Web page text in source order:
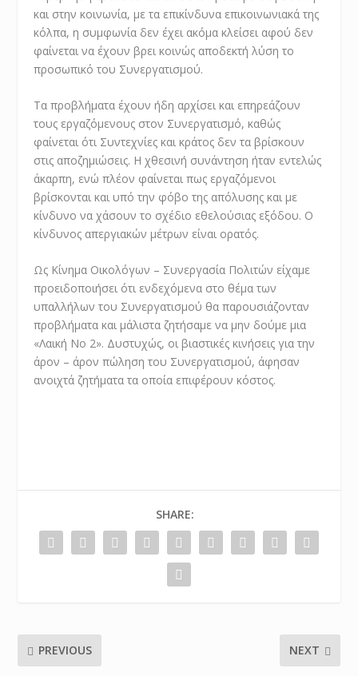
και στην κοινωνία, με τα επικίνδυνα επικοινωνιακά της
κόλπα, η συμφωνία δεν έχει ακόμα κλείσει αφού δεν
φαίνεται να έχουν βρει κοινώς αποδεκτή λύση το
προσωπικό του Συνεργατισμού.
Τα προβλήματα έχουν ήδη αρχίσει και επηρεάζουν
τους εργαζόμενους στον Συνεργατισμό, καθώς
φαίνεται ότι Συντεχνίες και κράτος δεν τα βρίσκουν
στις αποζημιώσεις. Η χθεσινή συνάντηση ήταν εντελώς
άκαρπη, ενώ πλέον φαίνεται πως εργαζόμενοι
βρίσκονται και υπό την φόβο της απόλυσης και με
κίνδυνο να χάσουν το σχέδιο εθελούσιας εξόδου. Ο
κίνδυνος απεργιακών μέτρων είναι ορατός.
Ως Κίνημα Οικολόγων – Συνεργασία Πολιτών είχαμε
προειδοποιήσει ότι ενδεχόμενα στο θέμα των
υπαλλήλων του Συνεργατισμού θα παρουσιάζονταν
προβλήματα και μάλιστα ζητήσαμε να μην δούμε μια
«Λαική Νο 2». Δυστυχώς, οι βιαστικές κινήσεις για την
άρον – άρον πώληση του Συνεργατισμού, άφησαν
ανοιχτά ζητήματα τα οποία επιφέρουν κόστος.
SHARE:
PREVIOUS NEXT